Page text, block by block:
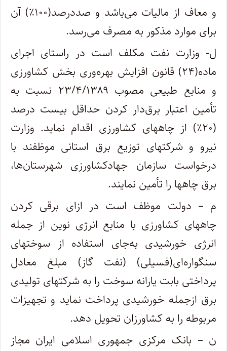
و معاف از مالیات می‌باشد و صددرصد(۱۰۰٪) آن
برای موارد مذکور به مصرف می‌رسد.
ل- وزارت نفت مکلف است در راستای اجرای
ماده(۲۴) قانون افزایش بهره‌وری بخش کشاورزی
و منابع طبیعی مصوب ۲۳/۴/۱۳۸۹ نسبت به
تأمین اعتبار برق‌دار کردن حداقل بیست درصد
(۲۰٪) از چاههای کشاورزی اقدام نماید. وزارت
نیرو و شرکتهای توزیع برق استانی موظفند با
درخواست سازمان جهادکشاورزی شهرستان‌ها،
برق چاهها را تأمین نمایند.
م – دولت موظف است در ازای برقی کردن
چاههای کشاورزی با منابع انرژی نوین از جمله
انرژی خورشیدی به‌جای استفاده از سوختهای
سنگواره‌ای(فسیلی) (نفت گاز) مبلغ معادل
پرداختی بابت یارانه سوخت را به شرکتهای تولیدی
برق از‌جمله خورشیدی پرداخت نماید و تجهیزات
مربوطه را به کشاورزان تحویل دهد.
ن – بانک مرکزی جمهوری اسلامی ایران مجاز